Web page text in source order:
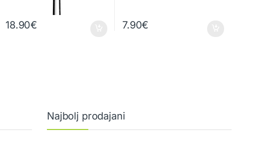
18.90€ 7.90€
Najbolj prodajani